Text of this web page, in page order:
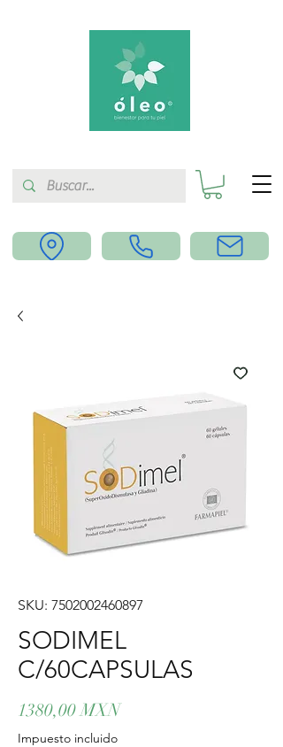
SKU: 7502002460897
SODIMEL
C/60CAPSULAS
1380,00 MXNPrecio
Impuesto incluido